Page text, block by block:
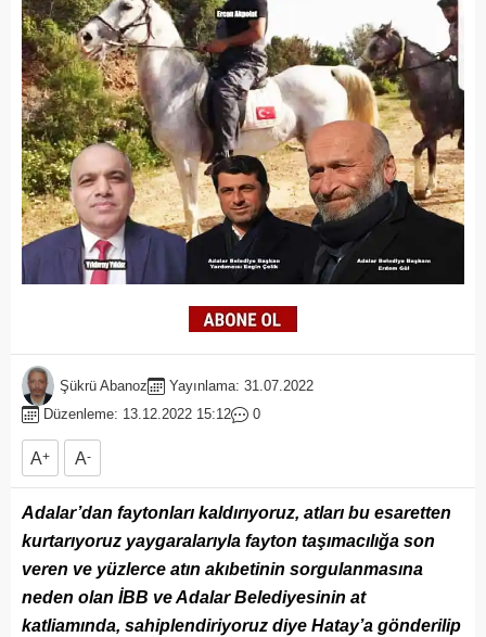
Şükrü Abanoz
Yayınlama: 31.07.2022
Düzenleme: 13.12.2022 15:12
0
A+ A-
Adalar’dan faytonları kaldırıyoruz, atları bu esaretten
kurtarıyoruz yaygaralarıyla fayton taşımacılığa son
veren ve yüzlerce atın akıbetinin sorgulanmasına
neden olan İBB ve Adalar Belediyesinin at
katliamında, sahiplendiriyoruz diye Hatay’a gönderilip